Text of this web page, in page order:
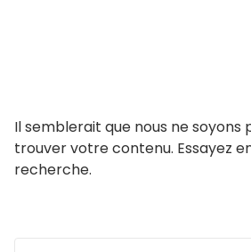
Il semblerait que nous ne soyons
trouver votre contenu. Essayez
recherche.